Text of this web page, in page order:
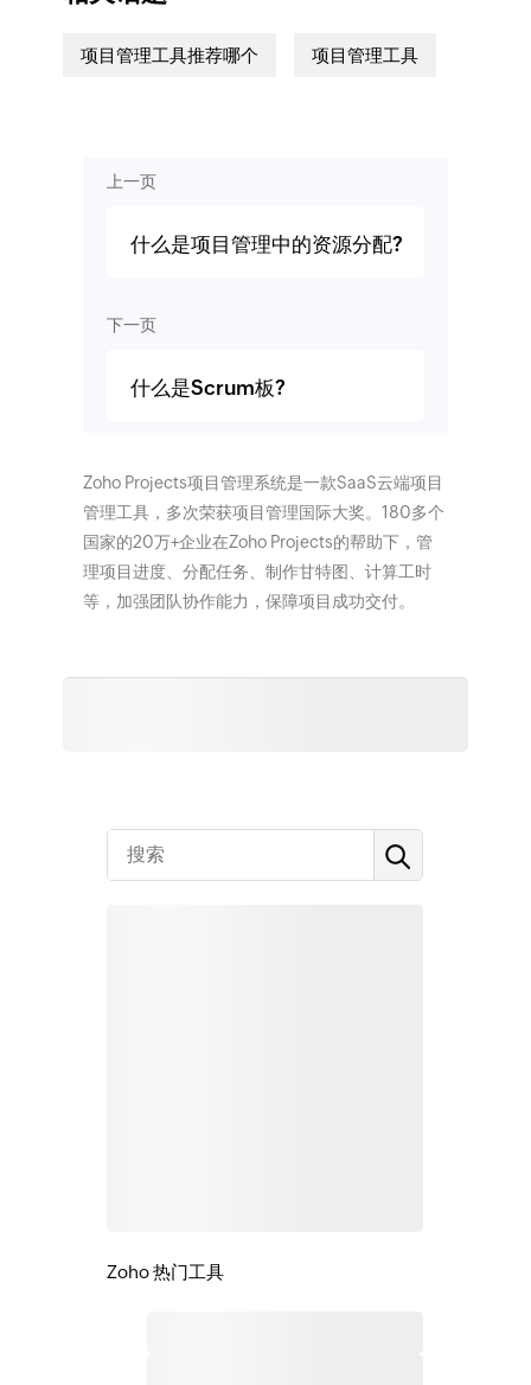
项目管理工具推荐哪个 项目管理工具
上一页
什么是项目管理中的资源分配?
下一页
什么是Scrum板?
Zoho Projects项目管理系统是一款SaaS云端项目
管理工具，多次荣获项目管理国际大奖。180多个
国家的20万+企业在Zoho Projects的帮助下，管
理项目进度、分配任务、制作甘特图、计算工时
等，加强团队协作能力，保障项目成功交付。
Zoho 热门工具